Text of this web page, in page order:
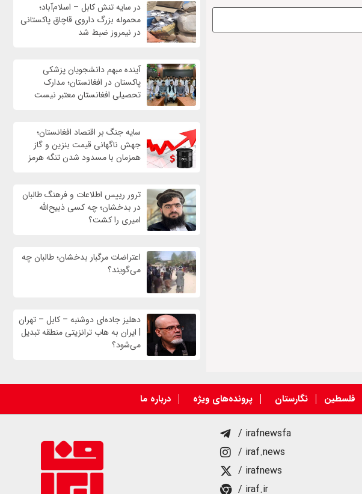
در سایه تنش کابل – اسلام‌آباد؛
محموله بزرگ داروی قاچاق پاکستانی
در نیمروز ضبط شد
آینده مبهم دانشجویان پزشکی
پاکستان در افغانستان؛ مدارک
تحصیلی افغانستان معتبر نیست
سایه جنگ بر اقتصاد افغانستان؛
جهش ناگهانی قیمت بنزین و گاز
همزمان با مسدود شدن تنگه هرمز
ترور رییس اطلاعات و فرهنگ طالبان
در بدخشان؛ چه کسی ذبیح‌الله
امیری را کشت؟
اعتراضات مرگبار بدخشان؛ طالبان چه
می‌گویند؟
دهلیز جاده‌ای دوشنبه – کابل – تهران
| ایران به هاب ترانزیتی منطقه تبدیل
می‌شود؟
فلسطین نگارستان پرونده‌های ویژه درباره ما
/ irafnewsfa
/ iraf.news
/ irafnews
/ iraf.ir